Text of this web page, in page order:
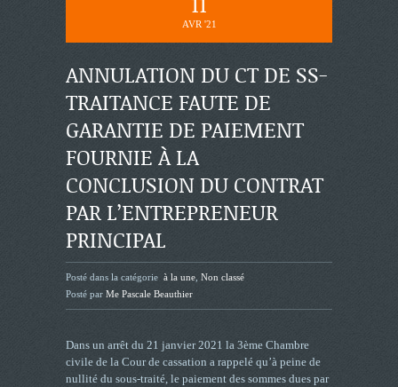
AVR '21
ANNULATION DU CT DE SS-
TRAITANCE FAUTE DE
GARANTIE DE PAIEMENT
FOURNIE À LA
CONCLUSION DU CONTRAT
PAR L’ENTREPRENEUR
PRINCIPAL
Posté dans la catégorie à la une Non classé
Posté par Me Pascale Beauthier
Dans un arrêt du 21 janvier 2021 la 3ème Chambre
civile de la Cour de cassation a rappelé qu’à peine de
nullité du sous-traité, le paiement des sommes dues par